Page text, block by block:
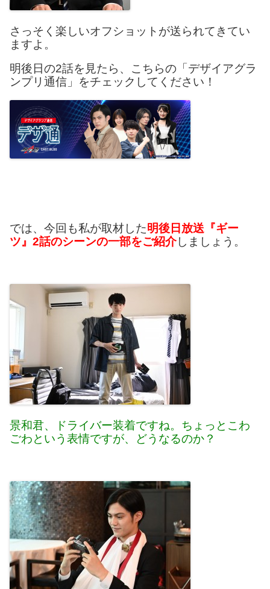
さっそく楽しいオフショットが送られてきてい
ますよ。
明後日の2話を見たら、こちらの「デザイアグラ
ンプリ通信」をチェックしてください！
では、今回も私が取材した明後日放送『ギー
ツ』2話のシーンの一部をご紹介しましょう。
景和君、ドライバー装着ですね。ちょっとこわ
ごわという表情ですが、どうなるのか？